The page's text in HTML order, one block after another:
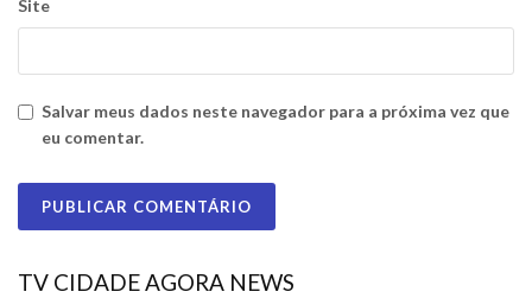
Site
Salvar meus dados neste navegador para a próxima vez que
eu comentar.
TV CIDADE AGORA NEWS